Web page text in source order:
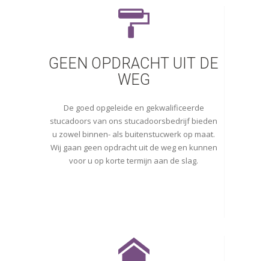
GEEN OPDRACHT UIT DE
WEG
De goed opgeleide en gekwalificeerde
stucadoors van ons stucadoorsbedrijf bieden
u zowel binnen- als buitenstucwerk op maat.
Wij gaan geen opdracht uit de weg en kunnen
voor u op korte termijn aan de slag.